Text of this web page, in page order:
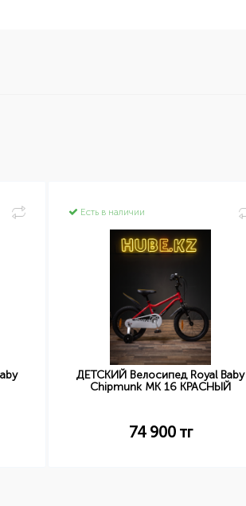
Есть в наличии
ДЕТСКИЙ Велосипед Royal Baby
Chipmunk MK 16 КРАСНЫЙ
74 900тг